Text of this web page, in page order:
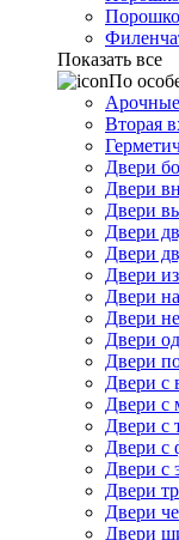
Показать все
По
Вторая
Двери
Двери
Двери
Двери
Двери
Двери
Двери
Двери
Двери
Двери
Двери с
Двери с
Двери с
Двери с
Двери с
Двери
Двери
Двери